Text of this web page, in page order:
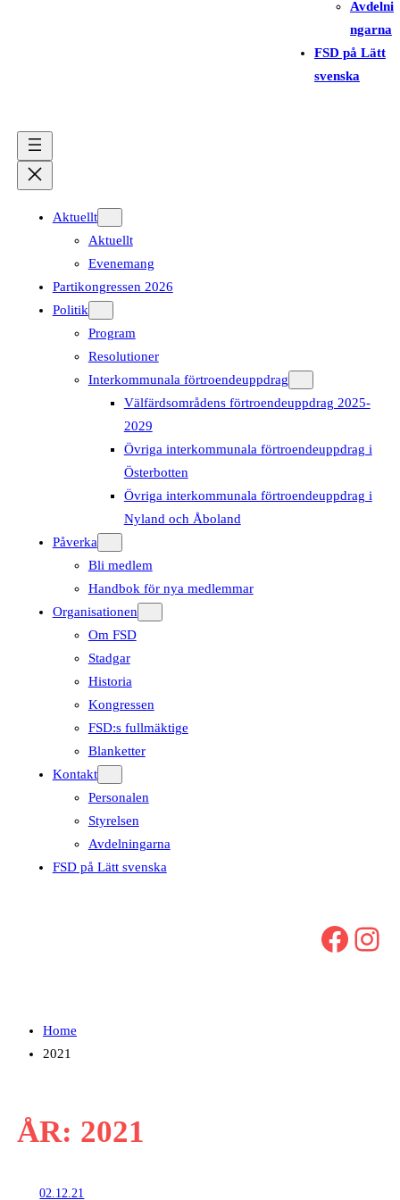
Avdelni
ngarna
FSD på Lätt
svenska
Aktuellt
Aktuellt
Evenemang
Partikongressen 2026
Politik
Program
Resolutioner
Interkommunala förtroendeuppdrag
Välfärdsområdens förtroendeuppdrag 2025-
2029
Övriga interkommunala förtroendeuppdrag i
Österbotten
Övriga interkommunala förtroendeuppdrag i
Nyland och Åboland
Påverka
Bli medlem
Handbok för nya medlemmar
Organisationen
Om FSD
Stadgar
Historia
Kongressen
FSD:s fullmäktige
Blanketter
Kontakt
Personalen
Styrelsen
Avdelningarna
FSD på Lätt svenska
Facebook Instagram
Home
2021
ÅR: 2021
02.12.21